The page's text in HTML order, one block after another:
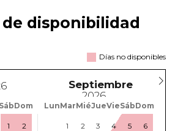
disponibilidad
Días no disponibles
Septiembre
SábDom LunMarMiéJueVieSábDom
1 2 1 2 3 4 5 6